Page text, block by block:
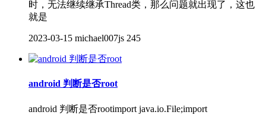
时，无法继续继承Thread类，那么问题就出现了，这也
就是
2023-03-15 michael007js 245
android 判断是否root
android 判断是否rootimport java.io.File;import